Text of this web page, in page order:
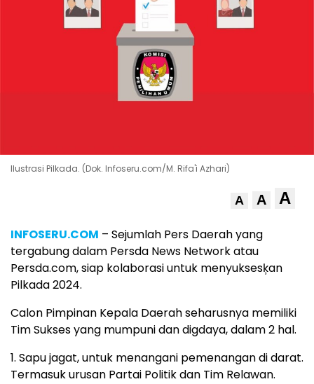
Ilustrasi Pilkada. (Dok. Infoseru.com/M. Rifa'i Azhari)
A A A
INFOSERU.COM – Sejumlah Pers Daerah yang
tergabung dalam Persda News Network atau
Persda.com, siap kolaborasi untuk menyuksesķan
Pilkada 2024.
Calon Pimpinan Kepala Daerah seharusnya memiliki
Tim Sukses yang mumpuni dan digdaya, dalam 2 hal.
1. Sapu jagat, untuk menangani pemenangan di darat.
Termasuk urusan Partai Politik dan Tim Relawan.